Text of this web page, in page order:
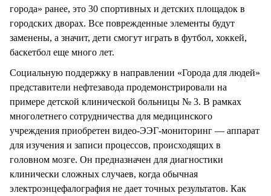
города» ранее, это 30 спортивных и детских площадок в
городских дворах. Все поврежденные элементы будут
заменены, а значит, дети смогут играть в футбол, хоккей,
баскетбол еще много лет.
Социальную поддержку в направлении «Города для людей»
представители нефтезавода продемонстрировали на
примере детской клинической больницы № 3. В рамках
многолетнего сотрудничества для медицинского
учреждения приобретен видео-ЭЭГ-мониторинг — аппарат
для изучения и записи процессов, происходящих в
головном мозге. Он предназначен для диагностики
клинически сложных случаев, когда обычная
электроэнцефалография не дает точных результатов. Как